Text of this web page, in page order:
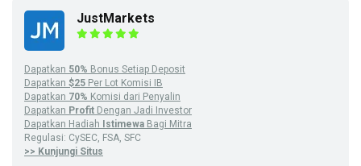
JustMarkets
Dapatkan 50% Bonus Setiap Deposit
Dapatkan $25 Per Lot Komisi IB
Dapatkan 70% Komisi dari Penyalin
Dapatkan Profit Dengan Jadi Investor
Dapatkan Hadiah
Istimewa Bagi Mitra
Regulasi: CySEC, FSA, SFC
>> Kunjungi Situs